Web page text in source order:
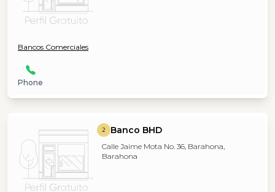
Bancos Comerciales
Phone
2 Banco BHD
Calle Jaime Mota No. 36, Barahona,
Barahona